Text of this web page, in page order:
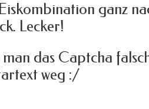
ganz
Lecker!
man das Captcha
weg :/